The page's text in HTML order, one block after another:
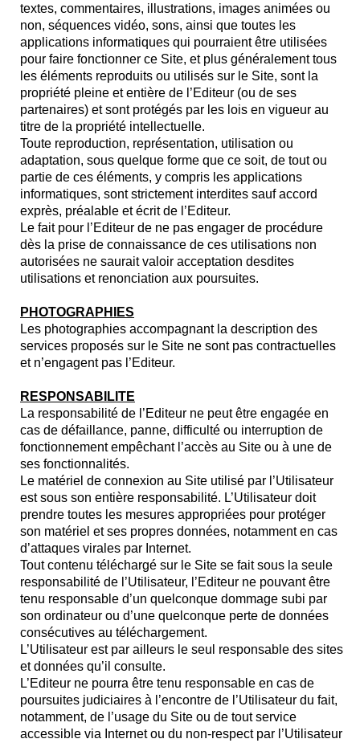
textes, commentaires, illustrations, images animées ou
non, séquences vidéo, sons, ainsi que toutes les
applications informatiques qui pourraient être utilisées
pour faire fonctionner ce Site, et plus généralement tous
les éléments reproduits ou utilisés sur le Site, sont la
propriété pleine et entière de l’Editeur (ou de ses
partenaires) et sont protégés par les lois en vigueur au
titre de la propriété intellectuelle.
Toute reproduction, représentation, utilisation ou
adaptation, sous quelque forme que ce soit, de tout ou
partie de ces éléments, y compris les applications
informatiques, sont strictement interdites sauf accord
exprès, préalable et écrit de l’Editeur.
Le fait pour l’Editeur de ne pas engager de procédure
dès la prise de connaissance de ces utilisations non
autorisées ne saurait valoir acceptation desdites
utilisations et renonciation aux poursuites.
PHOTOGRAPHIES
Les photographies accompagnant la description des
services proposés sur le Site ne sont pas contractuelles
et n’engagent pas l’Editeur.
RESPONSABILITE
La responsabilité de l’Editeur ne peut être engagée en
cas de défaillance, panne, difficulté ou interruption de
fonctionnement empêchant l’accès au Site ou à une de
ses fonctionnalités.
Le matériel de connexion au Site utilisé par l’Utilisateur
est sous son entière responsabilité. L’Utilisateur doit
prendre toutes les mesures appropriées pour protéger
son matériel et ses propres données, notamment en cas
d’attaques virales par Internet.
Tout contenu téléchargé sur le Site se fait sous la seule
responsabilité de l’Utilisateur, l’Editeur ne pouvant être
tenu responsable d’un quelconque dommage subi par
son ordinateur ou d’une quelconque perte de données
consécutives au téléchargement.
L’Utilisateur est par ailleurs le seul responsable des sites
et données qu’il consulte.
L’Editeur ne pourra être tenu responsable en cas de
poursuites judiciaires à l’encontre de l’Utilisateur du fait,
notamment, de l’usage du Site ou de tout service
accessible via Internet ou du non-respect par l’Utilisateur